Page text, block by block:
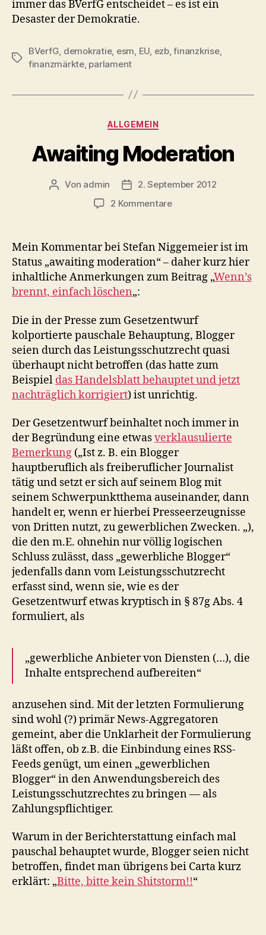
immer das BVerfG entscheidet – es ist ein
Desaster der Demokratie.
Schlagwörter
BVerfG demokratie, esm EU ezb,finanzkrise,
finanzmärkte, parlament
Kategorien
ALLGEMEIN
Awaiting Moderation
Beitragsautor
Von admin Veröffentlichungsdatum
2. September 2012
2 Kommentarezu
Mein Kommentar bei Stefan Niggemeier ist im
Status „awaiting moderation“ – daher kurz hier
inhaltliche Anmerkungen zum Beitrag „Wenn’s
brennt, einfach löschen„:
Die in der Presse zum Gesetzentwurf
kolportierte pauschale Behauptung, Blogger
seien durch das Leistungsschutzrecht quasi
überhaupt nicht betroffen (das hatte zum
Beispiel das Handelsblatt behauptet und jetzt
nachträglich korrigiert) ist unrichtig.
Der Gesetzentwurf beinhaltet noch immer in
der Begründung eine etwasverklausulierte
Bemerkung („Ist z. B. ein Blogger
hauptberuflich als freiberuflicher Journalist
tätig und setzt er sich auf seinem Blog mit
seinem Schwerpunktthema auseinander, dann
handelt er, wenn er hierbei Presseerzeugnisse
von Dritten nutzt, zu gewerblichen Zwecken. „),
die den m.E. ohnehin nur völlig logischen
Schluss zulässt, dass „gewerbliche Blogger“
jedenfalls dann vom Leistungsschutzrecht
erfasst sind, wenn sie, wie es der
Gesetzentwurf etwas kryptisch in § 87g Abs. 4
formuliert, als
„gewerbliche Anbieter von Diensten (…), die
Inhalte entsprechend aufbereiten“
anzusehen sind. Mit der letzten Formulierung
sind wohl (?) primär News-Aggregatoren
gemeint, aber die Unklarheit der Formulierung
läßt offen, ob z.B. die Einbindung eines RSS-
Feeds genügt, um einen „gewerblichen
Blogger“ in den Anwendungsbereich des
Leistungsschutzrechtes zu bringen — als
Zahlungspflichtiger.
Warum in der Berichterstattung einfach mal
pauschal behauptet wurde, Blogger seien nicht
betroffen, findet man übrigens bei Carta kurz
erklärt: „Bitte, bitte kein Shitstorm!!“